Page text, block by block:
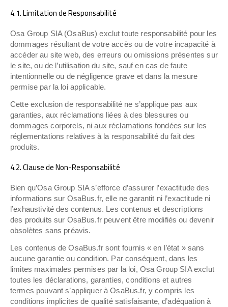
4.1. Limitation de Responsabilité
Osa Group SIA (OsaBus) exclut toute responsabilité pour les
dommages résultant de votre accès ou de votre incapacité à
accéder au site web, des erreurs ou omissions présentes sur
le site, ou de l’utilisation du site, sauf en cas de faute
intentionnelle ou de négligence grave et dans la mesure
permise par la loi applicable.
Cette exclusion de responsabilité ne s’applique pas aux
garanties, aux réclamations liées à des blessures ou
dommages corporels, ni aux réclamations fondées sur les
réglementations relatives à la responsabilité du fait des
produits.
4.2. Clause de Non-Responsabilité
Bien qu’Osa Group SIA s’efforce d’assurer l’exactitude des
informations sur OsaBus.fr, elle ne garantit ni l’exactitude ni
l’exhaustivité des contenus. Les contenus et descriptions
des produits sur OsaBus.fr peuvent être modifiés ou devenir
obsolètes sans préavis.
Les contenus de OsaBus.fr sont fournis « en l’état » sans
aucune garantie ou condition. Par conséquent, dans les
limites maximales permises par la loi, Osa Group SIA exclut
toutes les déclarations, garanties, conditions et autres
termes pouvant s’appliquer à OsaBus.fr, y compris les
conditions implicites de qualité satisfaisante, d’adéquation à